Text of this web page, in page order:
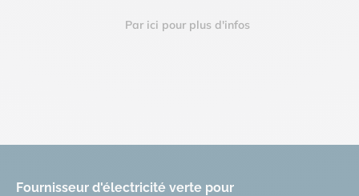
Par ici pour plus d'infos
Fournisseur d'électricité verte pour